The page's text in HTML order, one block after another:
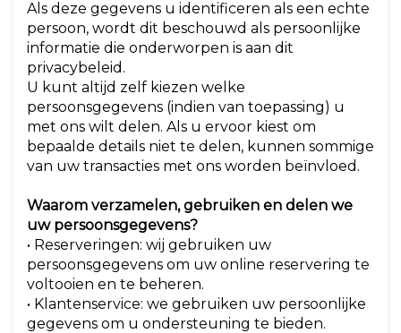
Als deze gegevens u identificeren als een echte
persoon, wordt dit beschouwd als persoonlijke
informatie die onderworpen is aan dit
privacybeleid.
U kunt altijd zelf kiezen welke
persoonsgegevens (indien van toepassing) u
met ons wilt delen. Als u ervoor kiest om
bepaalde details niet te delen, kunnen sommige
van uw transacties met ons worden beïnvloed.
Waarom verzamelen, gebruiken en delen we
uw persoonsgegevens?
• Reserveringen: wij gebruiken uw
persoonsgegevens om uw online reservering te
voltooien en te beheren.
• Klantenservice: we gebruiken uw persoonlijke
gegevens om u ondersteuning te bieden.